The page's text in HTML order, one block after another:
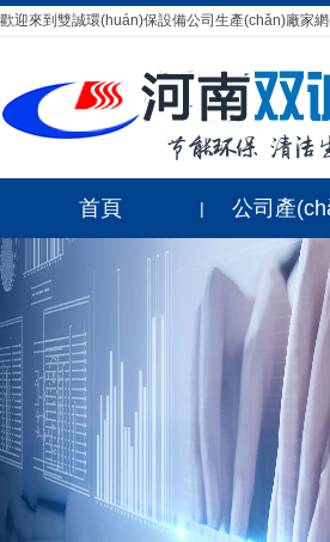
歡迎來到雙誠環(huán)保設備公司生產(chǎn)廠家
首頁 公司產